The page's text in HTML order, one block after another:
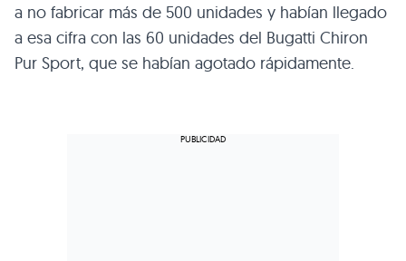
a no fabricar más de 500 unidades y habían llegado
a esa cifra con las 60 unidades del Bugatti Chiron
Pur Sport, que se habían agotado rápidamente.